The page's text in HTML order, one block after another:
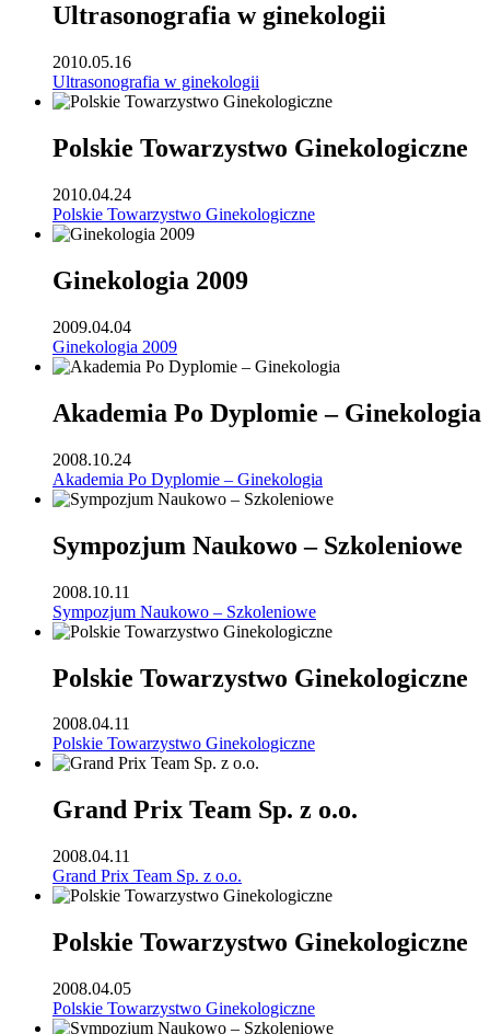
Ultrasonografia w ginekologii
2010.05.16
Ultrasonografia w ginekologii
Polskie Towarzystwo Ginekologiczne
2010.04.24
Polskie Towarzystwo Ginekologiczne
Ginekologia 2009
2009.04.04
Ginekologia 2009
Akademia Po Dyplomie – Ginekologia
2008.10.24
Akademia Po Dyplomie – Ginekologia
Sympozjum Naukowo – Szkoleniowe
2008.10.11
Sympozjum Naukowo – Szkoleniowe
Polskie Towarzystwo Ginekologiczne
2008.04.11
Polskie Towarzystwo Ginekologiczne
Grand Prix Team Sp. z o.o.
2008.04.11
Grand Prix Team Sp. z o.o.
Polskie Towarzystwo Ginekologiczne
2008.04.05
Polskie Towarzystwo Ginekologiczne